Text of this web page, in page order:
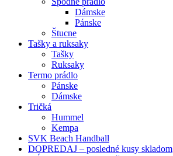
Dámske
Pánske
Štucne
Tašky a ruksaky
Tašky
Ruksaky
Termo prádlo
Pánske
Dámske
Tričká
Hummel
Kempa
SVK Beach Handball
DOPREDAJ – posledné kusy skladom